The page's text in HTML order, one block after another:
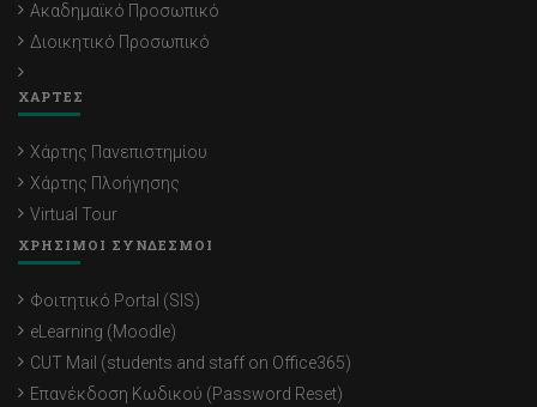
Ακαδημαϊκό Προσωπικό
Διοικητικό Προσωπικό
ΧΑΡΤΕΣ
Χάρτης Πανεπιστημίου
Χάρτης Πλοήγησης
Virtual Tour
ΧΡΗΣΙΜΟΙ ΣΥΝΔΕΣΜΟΙ
Φοιτητικό Portal (SIS)
eLearning (Moodle)
CUT Mail (students and staff on Office365)
Επανέκδοση Κωδικού (Password Reset)